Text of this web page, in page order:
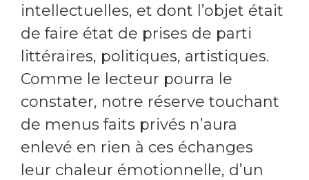
intellectuelles, et dont l’objet était
de faire état de prises de parti
littéraires, politiques, artistiques.
Comme le lecteur pourra le
constater, notre réserve touchant
de menus faits privés n’aura
enlevé en rien à ces échanges
leur chaleur émotionnelle, d’un